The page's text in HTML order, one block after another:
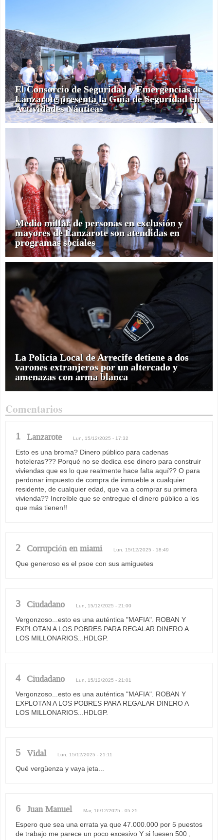
El Consorcio de Seguridad y Emergencias de
Lanzarote presenta la Guía de Seguridad en
Actividades Náuticas
Medio millar de personas en exclusión y
mayores de Lanzarote son atendidas en
programas sociales
La Policía Local de Arrecife detiene a dos
varones extranjeros por un altercado y
amenazas con arma blanca
Comentarios
1 Lanzarote Lun, 15/12/2025 - 17:32
Esto es una broma? Dinero público para cadenas
hoteleras??? Porqué no se dedica ese dinero para construir
viviendas que es lo que realmente hace falta aquí?? O para
perdonar impuesto de compra de inmueble a cualquier
residente, de cualquier edad, que va a comprar su primera
vivienda?? Increíble que se entregue el dinero público a los
que más tienen!!
2 Corrupción en miami Lun, 15/12/2025 - 18:49
Que generoso es el psoe con sus amiguetes
3 Ciudadano Lun, 15/12/2025 - 21:00
Vergonzoso...esto es una auténtica "MAFIA". ROBAN Y
EXPLOTAN A LOS POBRES PARA REGALAR DINERO A
LOS MILLONARIOS...HDLGP.
4 Ciudadano Lun, 15/12/2025 - 21:01
Vergonzoso...esto es una auténtica "MAFIA". ROBAN Y
EXPLOTAN A LOS POBRES PARA REGALAR DINERO A
LOS MILLONARIOS...HDLGP.
5 Vidal Lun, 15/12/2025 - 21:11
Qué vergüenza y vaya jeta...
6 Juan Manuel Mar, 16/12/2025 - 05:25
Espero que sea una errata ya que 47.000.000 por 5 puestos
de trabajo me parece un poco excesivo Y si fuesen 500 ,